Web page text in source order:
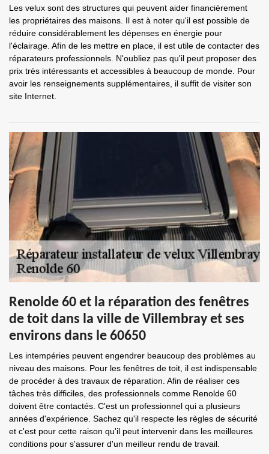
Les velux sont des structures qui peuvent aider financièrement
les propriétaires des maisons. Il est à noter qu'il est possible de
réduire considérablement les dépenses en énergie pour
l'éclairage. Afin de les mettre en place, il est utile de contacter des
réparateurs professionnels. N'oubliez pas qu'il peut proposer des
prix très intéressants et accessibles à beaucoup de monde. Pour
avoir les renseignements supplémentaires, il suffit de visiter son
site Internet.
Renolde 60 et la réparation des fenêtres
de toit dans la ville de Villembray et ses
environs dans le 60650
Les intempéries peuvent engendrer beaucoup des problèmes au
niveau des maisons. Pour les fenêtres de toit, il est indispensable
de procéder à des travaux de réparation. Afin de réaliser ces
tâches très difficiles, des professionnels comme Renolde 60
doivent être contactés. C'est un professionnel qui a plusieurs
années d'expérience. Sachez qu'il respecte les règles de sécurité
et c'est pour cette raison qu'il peut intervenir dans les meilleures
conditions pour s'assurer d'un meilleur rendu de travail.